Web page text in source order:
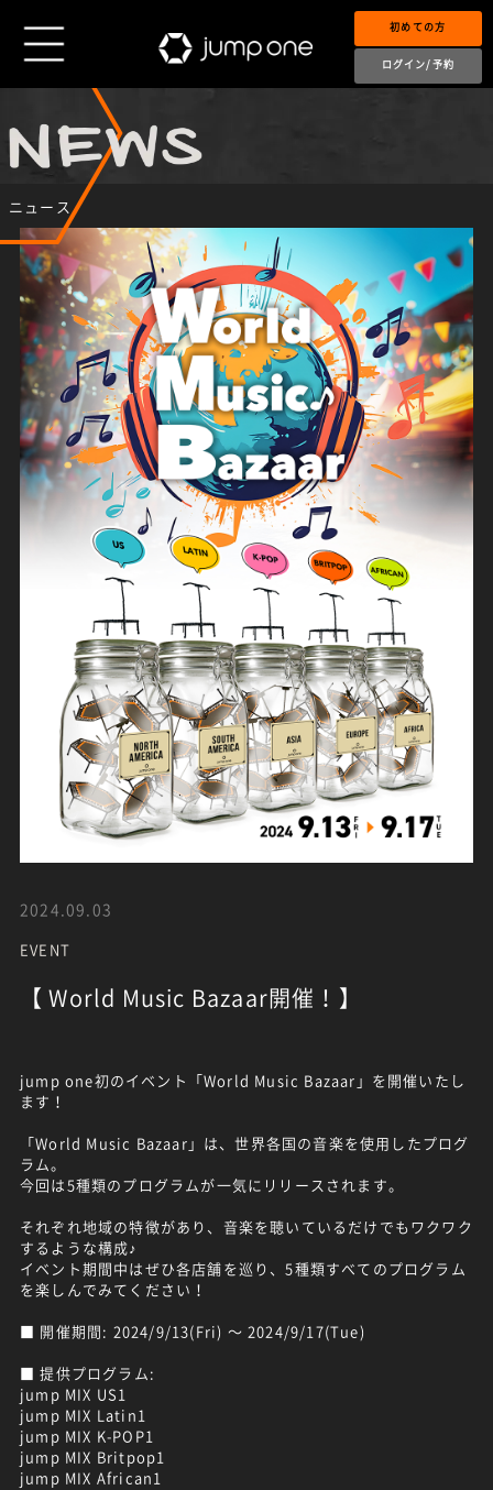
初めての方
ログイン/予約
ニュース
2024.09.03
EVENT
【 World Music Bazaar開催！】
jump one初のイベント「World Music Bazaar」を開催いたし
ます！
「World Music Bazaar」は、世界各国の音楽を使用したプログ
ラム。
今回は5種類のプログラムが一気にリリースされます。
それぞれ地域の特徴があり、音楽を聴いているだけでもワクワク
するような構成♪
イベント期間中はぜひ各店舗を巡り、5種類すべてのプログラム
を楽しんでみてください！
■ 開催期間: 2024/9/13(Fri) ～ 2024/9/17(Tue)
■ 提供プログラム:
jump MIX US1
jump MIX Latin1
jump MIX K-POP1
jump MIX Britpop1
jump MIX African1